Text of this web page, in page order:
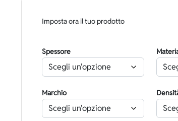
Imposta ora il tuo prodotto
Spessore
Marchio